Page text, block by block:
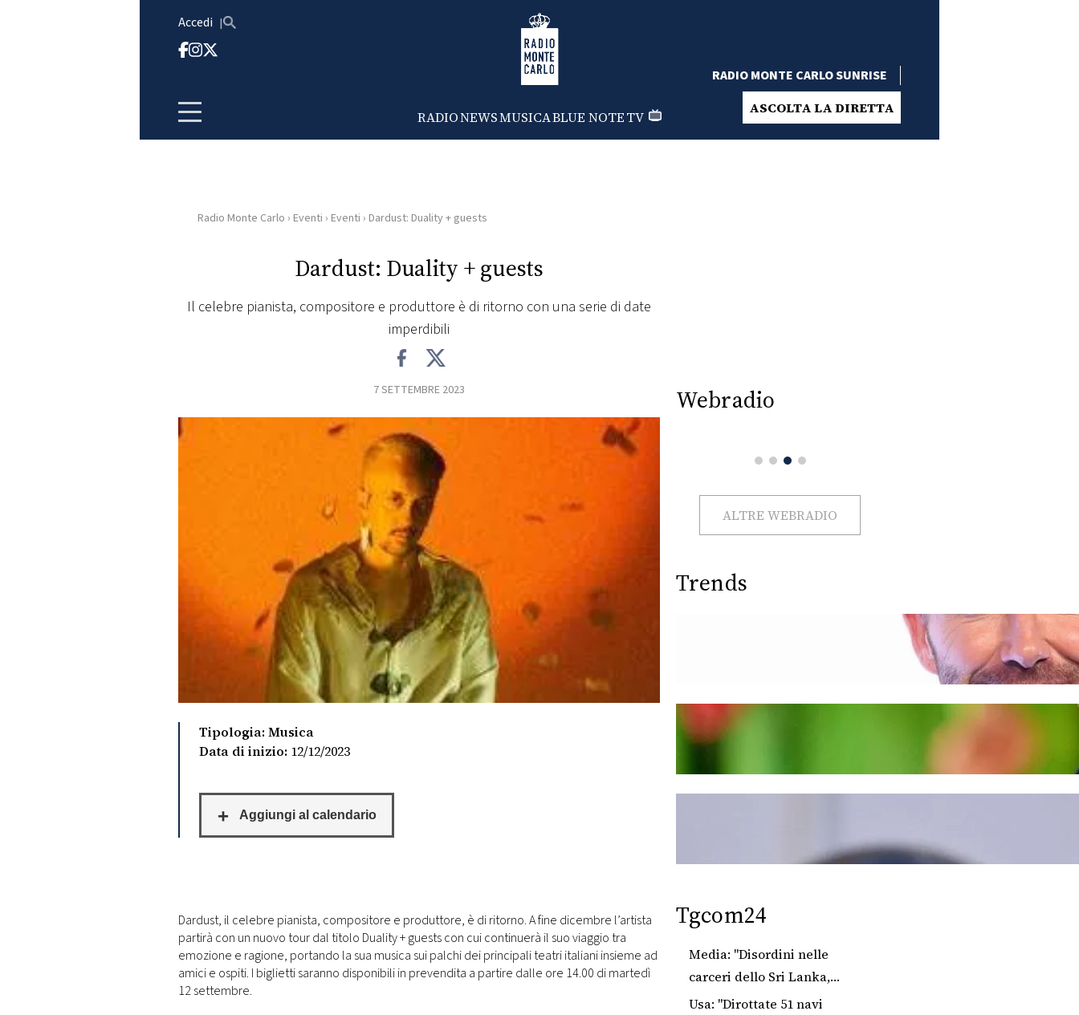
Accedi Radio Monte Carlo
RADIONEWSMUSICABLUE NOTETV
RADIO MONTE CARLO SUNRISE
ASCOLTA LA DIRETTA
HOME
WEB
NEWS
DI
MONACO
CONSIGLIA
Radio Monte Carlo › Eventi › Eventi › Dardust: Duality + guests
Dardust: Duality + guests
Il celebre pianista, compositore e produttore è di ritorno con una serie di date
imperdibili
7 SETTEMBRE 2023
Tipologia: Musica
Data di inizio: 12/12/2023
Dardust, il celebre pianista, compositore e produttore, è di ritorno. A fine dicembre l’artista
partirà con un nuovo tour dal titolo Duality + guests con cui continuerà il suo viaggio tra
emozione e ragione, portando la sua musica sui palchi dei principali teatri italiani insieme ad
amici e ospiti. I biglietti saranno disponibili in prevendita a partire dalle ore 14.00 di martedì
12 settembre.
Webradio
ALTRE WEBRADIO
Trends
Tgcom24
Media: "Disordini nelle
carceri dello Sri Lanka,
almeno 3 morti"
Usa: "Dirottate 51 navi